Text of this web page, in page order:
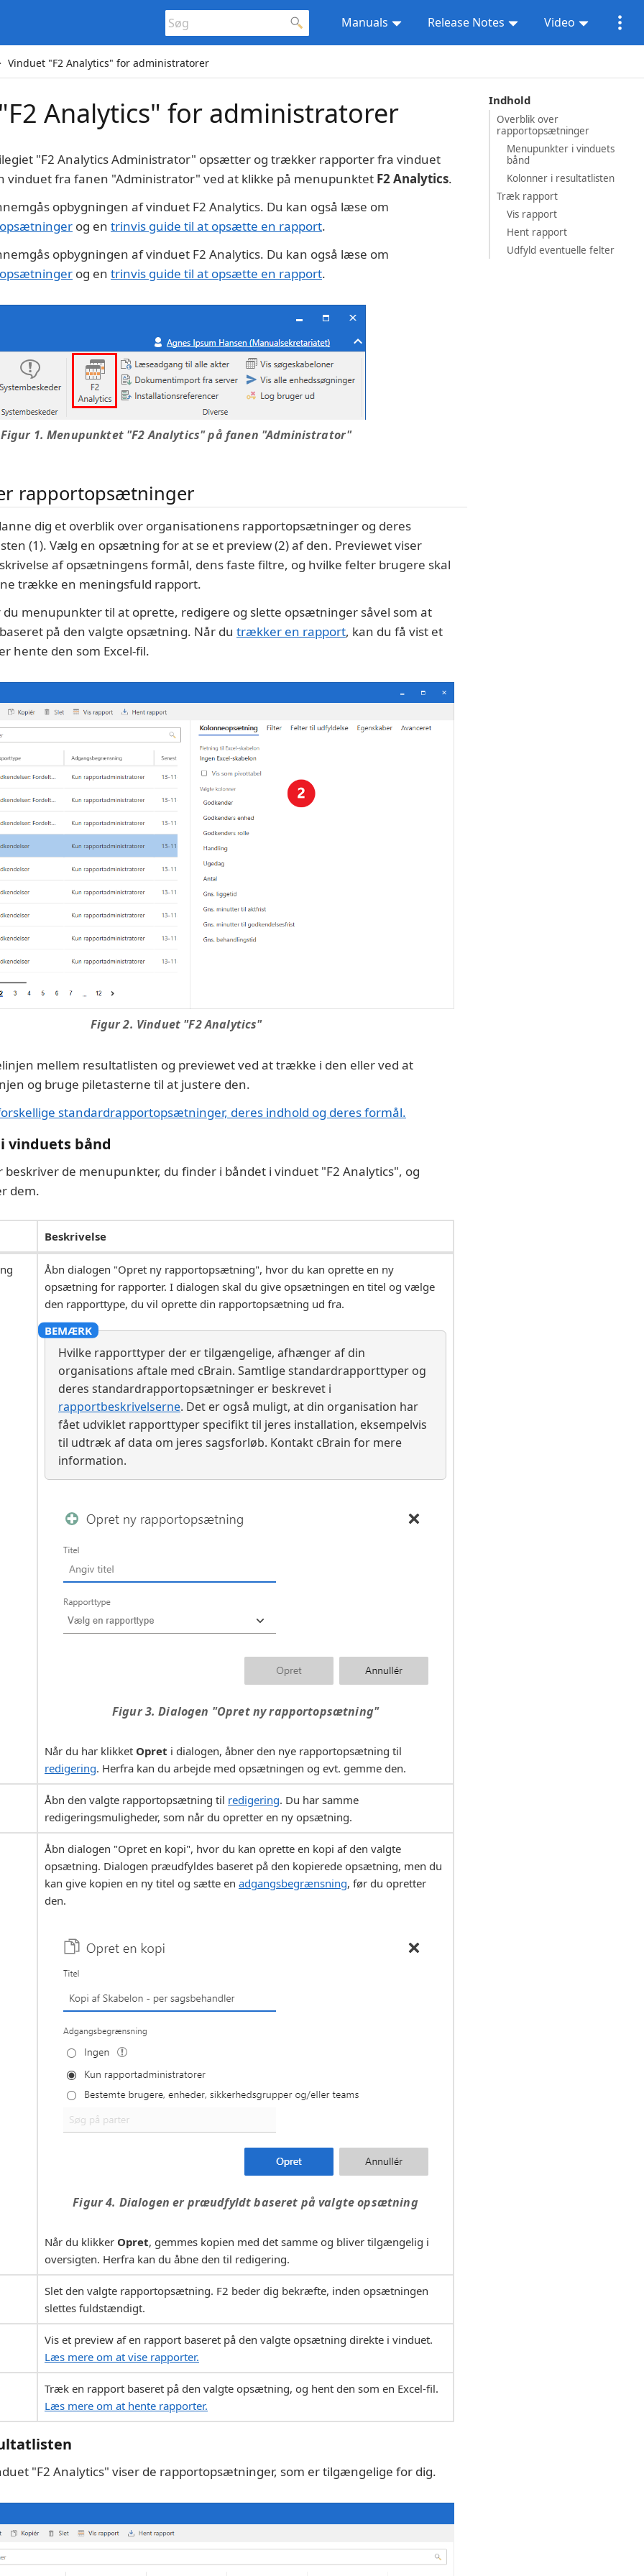
Manuals Release Notes Video
Vinduet "F2 Analytics" for administratorer
Indhold
Overblik over
rapportopsætninger
Menupunkter i vinduets
bånd
Kolonner i resultatlisten
Træk rapport
Vis rapport
Hent rapport
Udfyld eventuelle felter
Analytics" for administratorer
"F2 Analytics Administrator" opsætter og trækker rapporter fra vinduet
vinduet fra fanen "Administrator" ved at klikke på menupunktet F2 Analytics.
opbygningen af vinduet F2 Analytics. Du kan også læse om
og en trinvis guide til at opsætte en rapport.
opbygningen af vinduet F2 Analytics. Du kan også læse om
og en trinvis guide til at opsætte en rapport.
Figur 1. Menupunktet "F2 Analytics" på fanen "Administrator"
rapportopsætninger
dig et overblik over organisationens rapportopsætninger og deres
(1). Vælg en opsætning for at se et preview (2) af den. Previewet viser
af opsætningens formål, dens faste filtre, og hvilke felter brugere skal
trække en meningsfuld rapport.
du menupunkter til at oprette, redigere og slette opsætninger såvel som at
på den valgte opsætning. Når du trækker en rapport, kan du få vist et
hente den som Excel-fil.
Figur 2. Vinduet "F2 Analytics"
mellem resultatlisten og previewet ved at trække i den eller ved at
og bruge piletasterne til at justere den.
standardrapportopsætninger, deres indhold og deres formål.
vinduets bånd
beskriver de menupunkter, du finder i båndet i vinduet "F2 Analytics", og
dem.
Beskrivelse
Åbn dialogen "Opret ny rapportopsætning", hvor du kan oprette en ny
opsætning for rapporter. I dialogen skal du give opsætningen en titel og vælge
den rapporttype, du vil oprette din rapportopsætning ud fra.
Hvilke rapporttyper der er tilgængelige, afhænger af din
organisations aftale med cBrain. Samtlige standardrapporttyper og
deres standardrapportopsætninger er beskrevet i
rapportbeskrivelserne. Det er også muligt, at din organisation har
fået udviklet rapporttyper specifikt til jeres installation, eksempelvis
til udtræk af data om jeres sagsforløb. Kontakt cBrain for mere
information.
Figur 3. Dialogen "Opret ny rapportopsætning"
Når du har klikket Opret i dialogen, åbner den nye rapportopsætning til
redigering. Herfra kan du arbejde med opsætningen og evt. gemme den.
Åbn den valgte rapportopsætning til redigering. Du har samme
redigeringsmuligheder, som når du opretter en ny opsætning.
Åbn dialogen "Opret en kopi", hvor du kan oprette en kopi af den valgte
opsætning. Dialogen præudfyldes baseret på den kopierede opsætning, men du
kan give kopien en ny titel og sætte en adgangsbegrænsning, før du opretter
den.
Figur 4. Dialogen er præudfyldt baseret på valgte opsætning
Når du klikker Opret, gemmes kopien med det samme og bliver tilgængelig i
oversigten. Herfra kan du åbne den til redigering.
Slet den valgte rapportopsætning. F2 beder dig bekræfte, inden opsætningen
slettes fuldstændigt.
Vis et preview af en rapport baseret på den valgte opsætning direkte i vinduet.
Læs mere om at vise rapporter.
Træk en rapport baseret på den valgte opsætning, og hent den som en Excel-fil.
Læs mere om at hente rapporter.
"F2 Analytics" viser de rapportopsætninger, som er tilgængelige for dig.